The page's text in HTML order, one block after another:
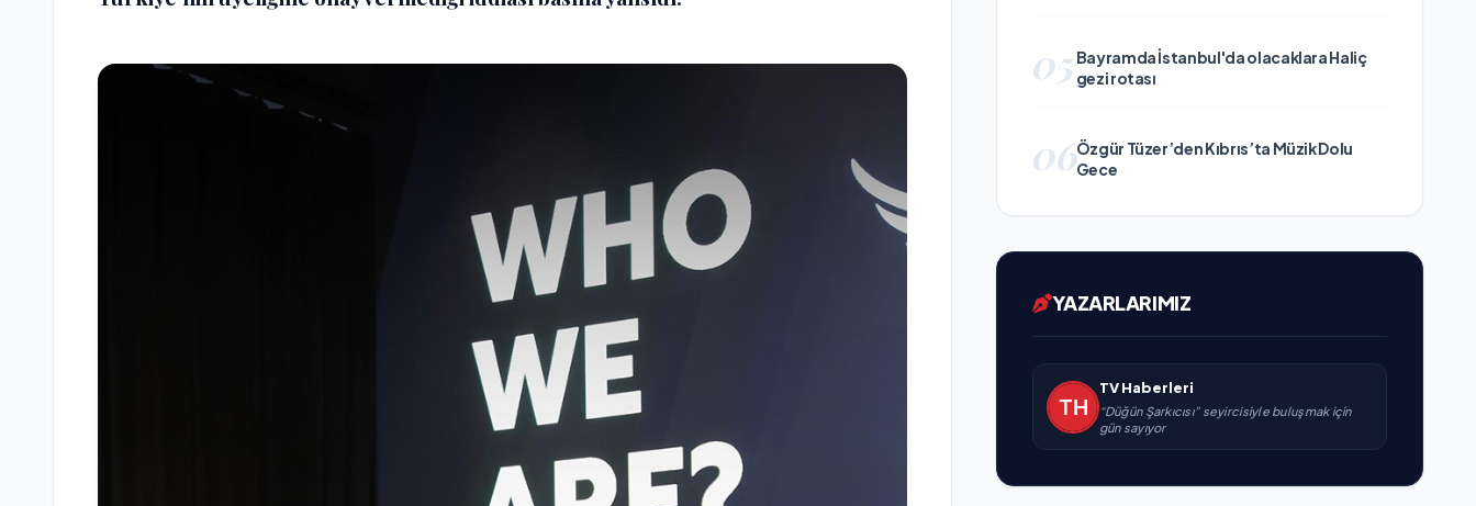
05 Bayramda İstanbul'da olacaklara Haliç
gezi rotası
06Özgür Tüzer’den Kıbrıs’ta Müzik Dolu
Gece
YAZARLARIMIZ
TV Haberleri
“Düğün Şarkıcısı” seyircisiyle buluşmak için
gün sayıyor